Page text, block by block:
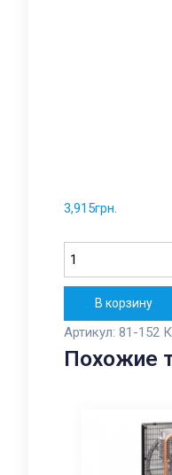
3,915грн.
Количество
В корзину
Артикул: 81-152
Похожие